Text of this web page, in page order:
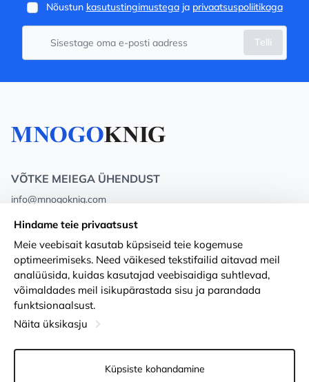
Nõustun kasutustingimustegaja privaatsuspoliitikaga
Telli
VÕTKE MEIEGA ÜHENDUST
info@mnogoknig.com
Rīga, Augusta Deglava 69d, LV-1082
Meist
Poed
Kohaletoimetamine ja makse
Lojaalsuskaardid
PÕHJUST KOOSTÖÖKS
Privacy Policy
Tingimused
Kauba tagastamine
Küpsiste seaded
Hindame teie privaatsust
Meie veebisait kasutab küpsiseid teie kogemuse
optimeerimiseks. Need väikesed tekstifailid aitavad meil
analüüsida, kuidas kasutajad veebisaidiga suhtlevad,
võimaldades meil isikupärastada sisu ja parandada
funktsionaalsust.
Näita üksikasju
Küpsiste kohandamine